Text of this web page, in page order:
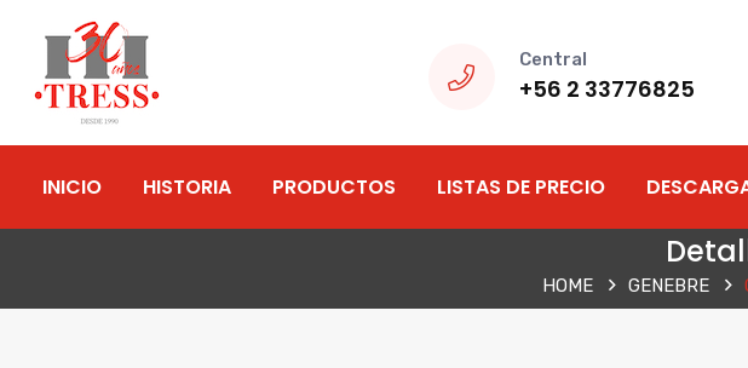
Central
+56 2 33776825
INICIO HISTORIA PRODUCTOS LISTAS DE PRECIO
HOME GENEBRE